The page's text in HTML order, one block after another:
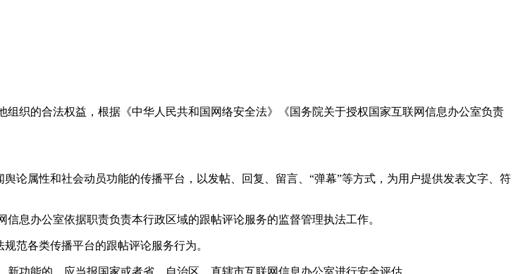
织的合法权益，根据《中华人民共和国网络安全法》《国务院关于授权国家互联网信息办公室负责
论属性和社会动员功能的传播平台，以发帖、回复、留言、“弹幕”等方式，为用户提供发表文字、符
息办公室依据职责负责本行政区域的跟帖评论服务的监督管理执法工作。
范各类传播平台的跟帖评论服务行为。
功能的，应当报国家或者省、自治区、直辖市互联网信息办公室进行安全评估。